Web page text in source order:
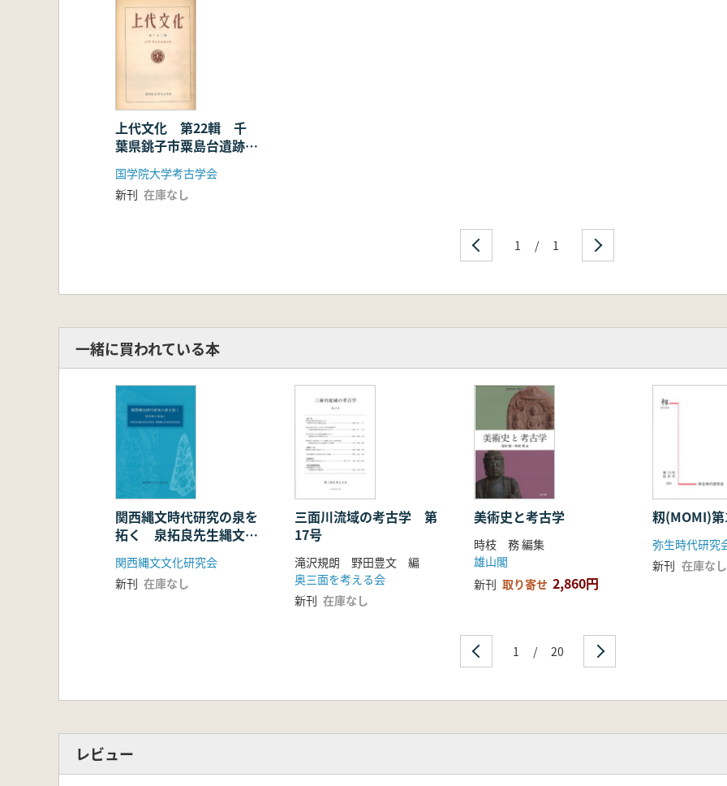
らされたと思われます。
さらに、台地上、低湿地上、の前期・中期地点において、銚子産の石炭製玉の未成品、剥片、破
玉の加工遺跡の可能性も出てきました。
以上の事から粟島台遺跡は、後期旧石器時代(約25,000 年前)から、縄文時代早期(約9,000 年前)～
生・古墳・奈良・平安時代にかけての遺跡という事がわかってきました。
粟島台遺跡は、台地上約48,000 ㎡、低湿地で約65,000 ㎡とかなり広大な遺跡で、その90%以上が
(中略)
粟島台遺跡が最初に学界から注目された発掘調査は、1949～50(昭和24～25)年の國學院大学大場
所、銚子市民、男女高校生等が協力し、考古学的な発掘調査だけでなく、地理班、地質班、電流探
調査でした。その成果は國學院大学考古學會発行の『上代文化』第22 輯に「千葉縣銚子市粟島薹特
表されました。また、同一内容で、千葉縣銚子市公正市民館より「千葉縣銚子市粟島薹石器時代遺
この報告書は粟島台遺跡を知る上で、きわめて重要な資料です。
上代文化 第22輯 千
葉県銚子市粟島台遺跡特
国学院大学考古学会
新刊 在庫なし
1 / 1
一緒に買われている本
関西縄文時代研究の泉を
拓く 泉拓良先生縄文研
文文化研究会20年記念
関西縄文文化研究会
新刊 在庫なし
三面川流域の考古学 第
17号
滝沢規朗 野田豊文 編
奥三面を考える会
新刊 在庫なし
美術史と考古学
時枝 務 編集
雄山閣
新刊 取り寄せ 2,860円
籾(MOMI)
弥生時代研究
新刊 在庫なし
1 / 20
レビュー